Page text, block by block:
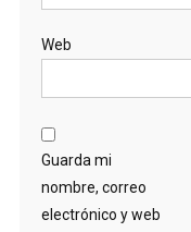
Web
Guarda mi
nombre, correo
electrónico y web